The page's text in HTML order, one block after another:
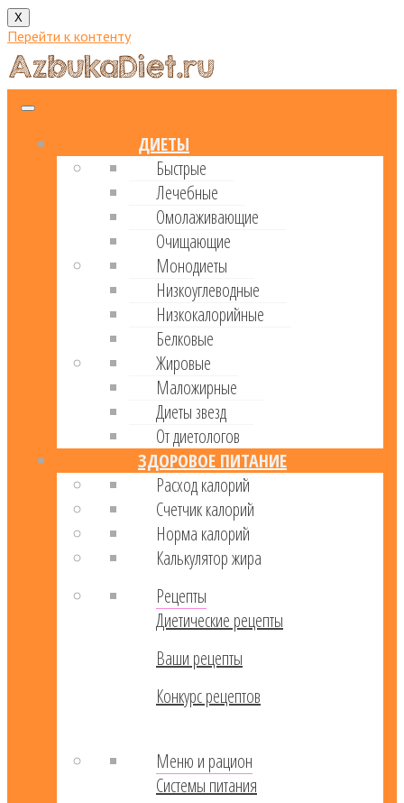
X
Перейти к контенту
ДИЕТЫ
Быстрые
Лечебные
Омолаживающие
Очищающие
Монодиеты
Низкоуглеводные
Низкокалорийные
Белковые
Жировые
Маложирные
Диеты звезд
От диетологов
ЗДОРОВОЕ ПИТАНИЕ
Расход калорий
Cчетчик калорий
Норма калорий
Калькулятор жира
Рецепты
Диетические рецепты
Ваши рецепты
Конкурс рецептов
Меню и рацион
Системы питания